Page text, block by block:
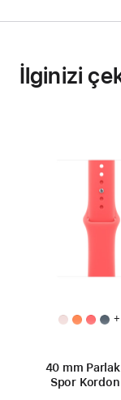
İlginizi
40 mm
Spor